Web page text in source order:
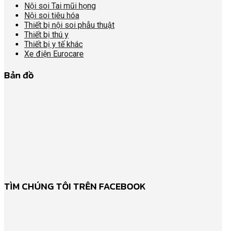
Nội soi Tai mũi họng
Nội soi tiêu hóa
Thiết bị nội soi phẫu thuật
Thiết bị thú y
Thiết bị y tế khác
Xe điện Eurocare
Bản đồ
TÌM CHÚNG TÔI TRÊN FACEBOOK